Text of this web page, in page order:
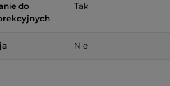
do
Tak
Nie